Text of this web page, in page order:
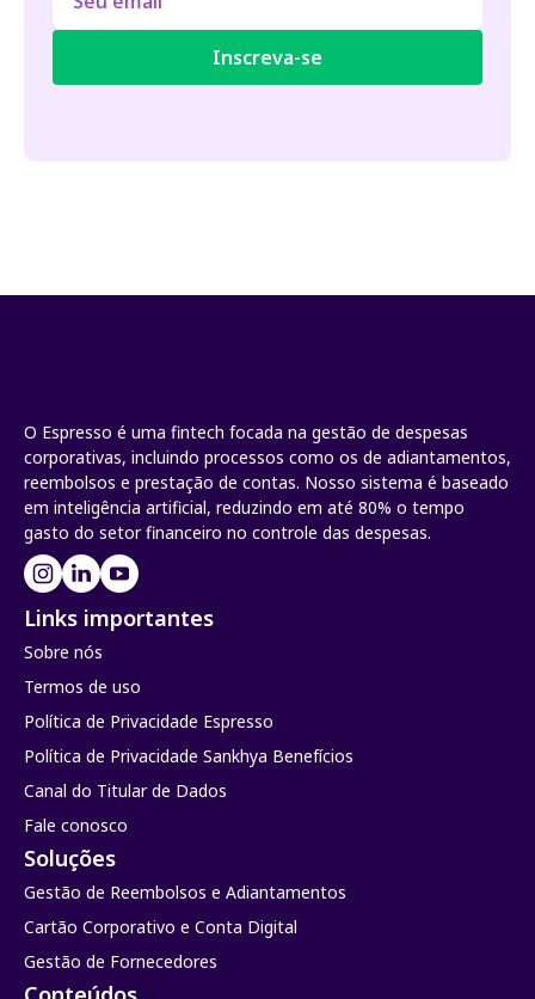
O Espresso é uma fintech focada na gestão de despesas
corporativas, incluindo processos como os de adiantamentos,
reembolsos e prestação de contas. Nosso sistema é baseado
em inteligência artificial, reduzindo em até 80% o tempo
gasto do setor financeiro no controle das despesas.
Links importantes
Sobre nós
Termos de uso
Política de Privacidade Espresso
Política de Privacidade Sankhya Benefícios
Canal do Titular de Dados
Fale conosco
Soluções
Gestão de Reembolsos e Adiantamentos
Cartão Corporativo e Conta Digital
Gestão de Fornecedores